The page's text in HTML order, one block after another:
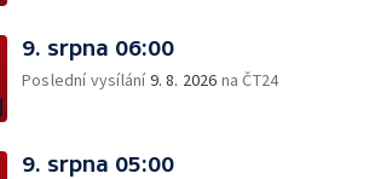
9. srpna 06:00
Poslední vysílání9. 8. 2026 na ČT24
9. srpna 05:00